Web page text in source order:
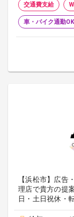
交通費支給
車・バイク通勤OK
【浜松市】広
理店で貴方の提
日・土日祝休・